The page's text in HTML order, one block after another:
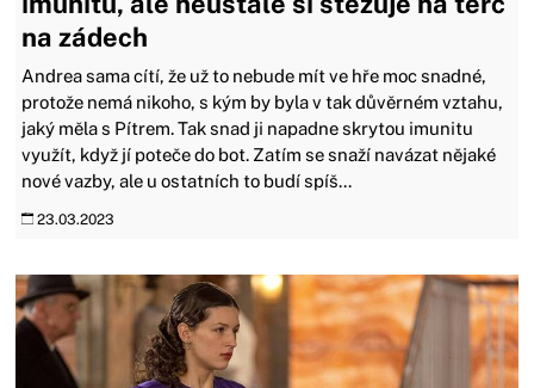
na zádech
Andrea sama cítí, že už to nebude mít ve hře moc snadné,
protože nemá nikoho, s kým by byla v tak důvěrném vztahu,
jaký měla s Pítrem. Tak snad ji napadne skrytou imunitu
využít, když jí poteče do bot. Zatím se snaží navázat nějaké
nové vazby, ale u ostatních to budí spíš...
23.03.2023